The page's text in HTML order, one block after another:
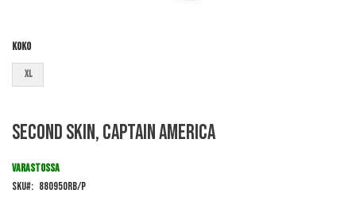
Koko
XL
to
beginning
the
Second Skin, Captain America
VARASTOSSA
SKU
880950RB/P